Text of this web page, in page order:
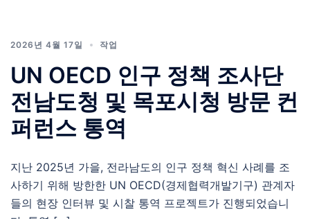
2026년 4월 17일 작업
UN OECD 인구 정책 조사단
전남도청 및 목포시청 방문 컨
퍼런스 통역
지난 2025년 가을, 전라남도의 인구 정책 혁신 사례를 조
사하기 위해 방한한 UN OECD(경제협력개발기구) 관계자
들의 현장 인터뷰 및 시찰 통역 프로젝트가 진행되었습니